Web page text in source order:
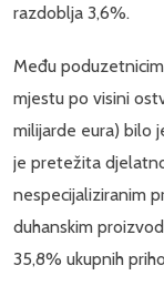
razdoblja 3,6%.
Među
mjestu po visini
milijarde eura) bilo
je pretežita
nespecijaliziranim
duhanskim
35,8% ukupnih